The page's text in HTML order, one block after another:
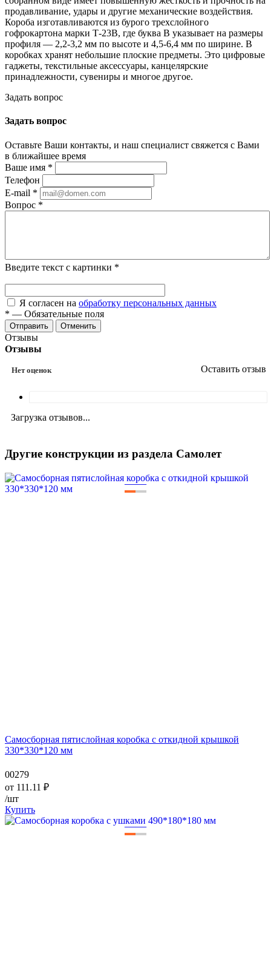
продавливание, удары и другие механические воздействия.
Короба изготавливаются из бурого трехслойного
гофрокартона марки Т-23В, где буква В указывает на размеры
профиля — 2,2-3,2 мм по высоте и 4,5-6,4 мм по ширине. В
коробках хранят небольшие плоские предметы. Это цифровые
гаджеты, текстильные аксессуары, канцелярские
принадлежности, сувениры и многое другое.
Задать вопрос
Задать вопрос
Оставьте Ваши контакты, и наш специалист свяжется с Вами
в ближайшее время
Ваше имя *
Телефон
E-mail *
Вопрос *
Введите текст с картинки *
Я согласен на обработку персональных данных
* — Обязательные поля
Отменить
Отзывы
Отзывы
Нет оценок Оставить отзыв
Загрузка отзывов...
Другие конструкции из раздела Самолет
——
Самосборная пятислойная коробка с откидной крышкой
330*330*120 мм
00279
от 111.11 ₽
/шт
Купить
——